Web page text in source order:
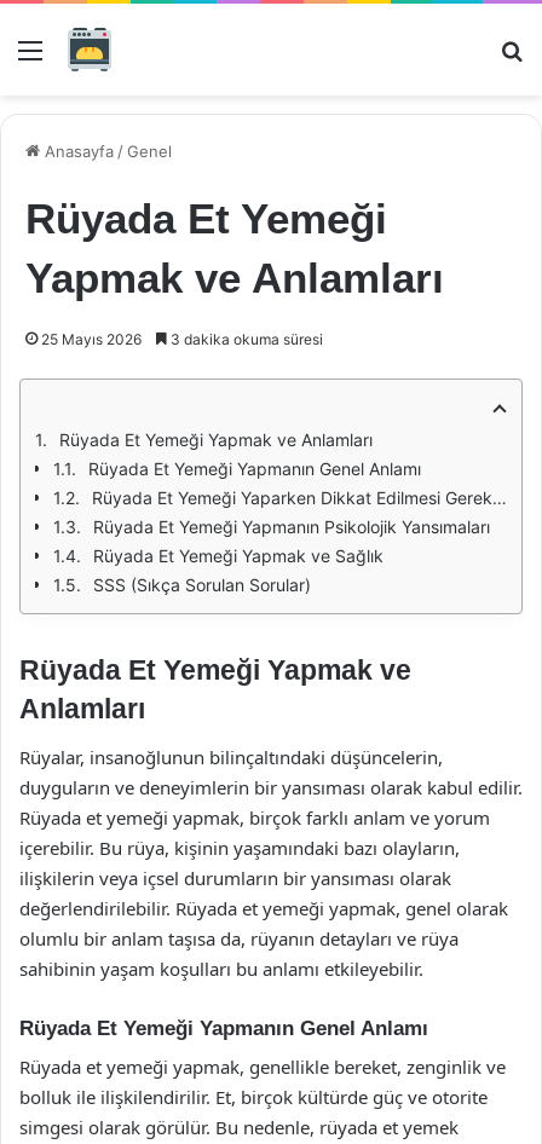
Menü
Anasayfa /Genel
Rüyada Et Yemeği
Yapmak ve Anlamları
25 Mayıs 2026 3 dakika okuma süresi
Rüyada Et Yemeği Yapmak ve Anlamları
Rüyada Et Yemeği Yapmanın Genel Anlamı
Rüyada Et Yemeği Yaparken Dikkat Edilmesi Gereken Detaylar
Rüyada Et Yemeği Yapmanın Psikolojik Yansımaları
Rüyada Et Yemeği Yapmak ve Sağlık
SSS (Sıkça Sorulan Sorular)
Rüyada Et Yemeği Yapmak ve
Anlamları
Rüyalar, insanoğlunun bilinçaltındaki düşüncelerin,
duyguların ve deneyimlerin bir yansıması olarak kabul edilir.
Rüyada et yemeği yapmak, birçok farklı anlam ve yorum
içerebilir. Bu rüya, kişinin yaşamındaki bazı olayların,
ilişkilerin veya içsel durumların bir yansıması olarak
değerlendirilebilir. Rüyada et yemeği yapmak, genel olarak
olumlu bir anlam taşısa da, rüyanın detayları ve rüya
sahibinin yaşam koşulları bu anlamı etkileyebilir.
Rüyada Et Yemeği Yapmanın Genel Anlamı
Rüyada et yemeği yapmak, genellikle bereket, zenginlik ve
bolluk ile ilişkilendirilir. Et, birçok kültürde güç ve otorite
simgesi olarak görülür. Bu nedenle, rüyada et yemek